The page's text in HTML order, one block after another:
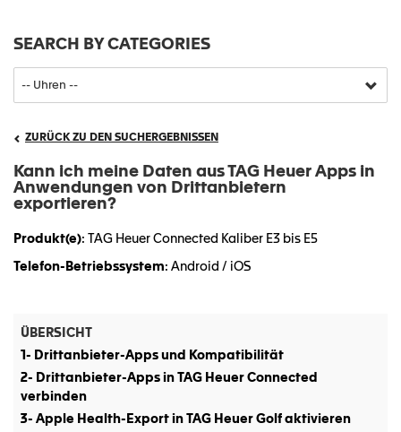
SEARCH BY CATEGORIES
ZURÜCK ZU DEN SUCHERGEBNISSEN
Kann ich meine Daten aus TAG Heuer Apps in
Anwendungen von Drittanbietern
exportieren?
Produkt(e): TAG Heuer Connected Kaliber E3 bis E5
Telefon-Betriebssystem: Android / iOS
ÜBERSICHT
1- Drittanbieter-Apps und Kompatibilität
2- Drittanbieter-Apps in TAG Heuer Connected
verbinden
3- Apple Health-Export in TAG Heuer Golf aktivieren